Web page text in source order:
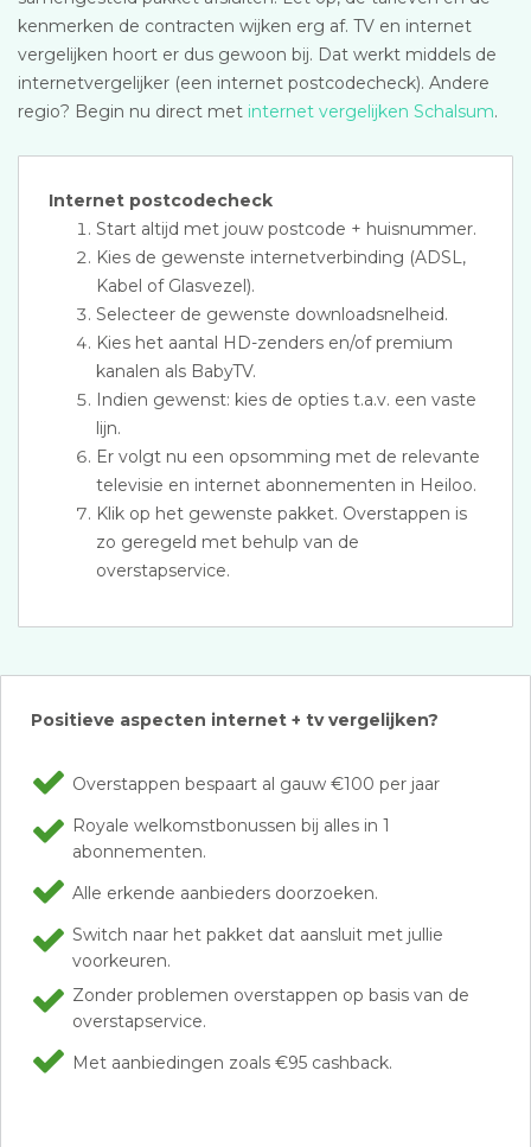
kenmerken de contracten wijken erg af. TV en internet
vergelijken hoort er dus gewoon bij. Dat werkt middels de
internetvergelijker (een internet postcodecheck). Andere
regio? Begin nu direct met internet vergelijken Schalsum.
Internet postcodecheck
Start altijd met jouw postcode + huisnummer.
Kies de gewenste internetverbinding (ADSL,
Kabel of Glasvezel).
Selecteer de gewenste downloadsnelheid.
Kies het aantal HD-zenders en/of premium
kanalen als BabyTV.
Indien gewenst: kies de opties t.a.v. een vaste
lijn.
Er volgt nu een opsomming met de relevante
televisie en internet abonnementen in Heiloo.
Klik op het gewenste pakket. Overstappen is
zo geregeld met behulp van de
overstapservice.
Positieve aspecten internet + tv vergelijken?
Overstappen bespaart al gauw €100 per jaar
Royale welkomstbonussen bij alles in 1
abonnementen.
Alle erkende aanbieders doorzoeken.
Switch naar het pakket dat aansluit met jullie
voorkeuren.
Zonder problemen overstappen op basis van de
overstapservice.
Met aanbiedingen zoals €95 cashback.